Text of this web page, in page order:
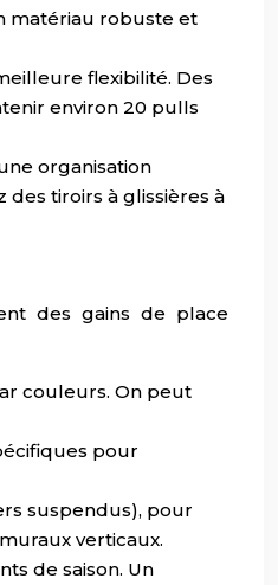
matériau robuste et
flexibilité. Des
environ 20 pulls
organisation
des tiroirs à glissières à
des gains de place
couleurs. On peut
pour
suspendus), pour
verticaux.
de saison. Un